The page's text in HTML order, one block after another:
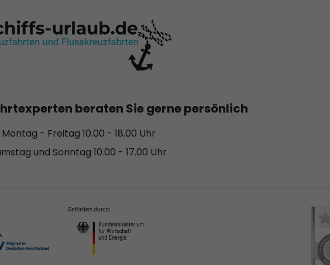
beraten Sie gerne persönlich
Montag - Freitag 10.00 - 18.00 Uhr
und Sonntag 10.00 - 17.00 Uhr